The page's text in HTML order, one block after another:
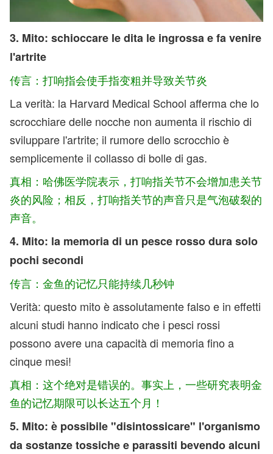
3. Mito: schioccare le dita le ingrossa e fa venire
l'artrite
传言：打响指会使手指变粗并导致关节炎
La verità: la Harvard Medical School afferma che lo
scrocchiare delle nocche non aumenta il rischio di
sviluppare l'artrite; il rumore dello scrocchio è
semplicemente il collasso di bolle di gas.
真相：哈佛医学院表示，打响指关节不会增加患关节
炎的风险；相反，打响指关节的声音只是气泡破裂的
声音。
4. Mito: la memoria di un pesce rosso dura solo
pochi secondi
传言：金鱼的记忆只能持续几秒钟
Verità: questo mito è assolutamente falso e in effetti
alcuni studi hanno indicato che i pesci rossi
possono avere una capacità di memoria fino a
cinque mesi!
真相：这个绝对是错误的。事实上，一些研究表明金
鱼的记忆期限可以长达五个月！
5. Mito: è possibile "disintossicare" l'organismo
da sostanze tossiche e parassiti bevendo alcuni